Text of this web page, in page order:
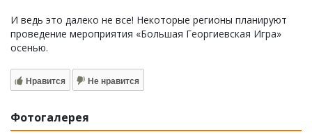
И ведь это далеко не все! Некоторые регионы планируют
проведение мероприятия «Большая Георгиевская Игра»
осенью.
Нравится Не нравится
Фотогалерея